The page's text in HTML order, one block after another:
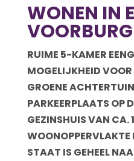
WONEN IN
VOORBURG
RUIME 5-KAMER
MOGELIJKHEID
GROENE
PARKEERPLAATS OP
GEZINSHUIS VAN CA.
WOONOPPERVLAKTE
STAAT IS GEHEEL